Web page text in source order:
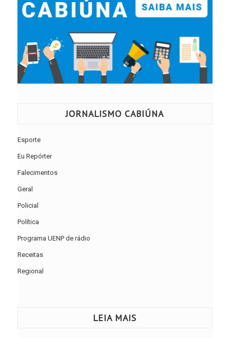
JORNALISMO CABIÚNA
Esporte
Eu Repórter
Falecimentos
Geral
Policial
Política
Programa UENP de rádio
Receitas
Regional
LEIA MAIS